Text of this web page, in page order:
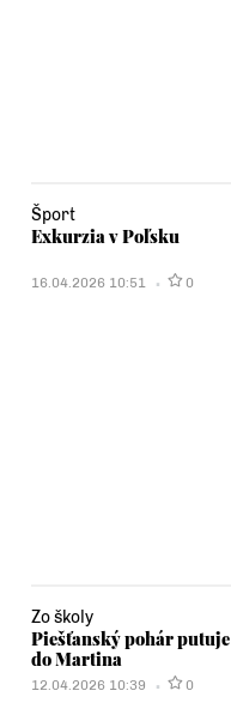
Šport
Exkurzia v Poľsku
16.04.2026 10:51 0
Zo školy
Piešťanský pohár putuje
do Martina
12.04.2026 10:39 0